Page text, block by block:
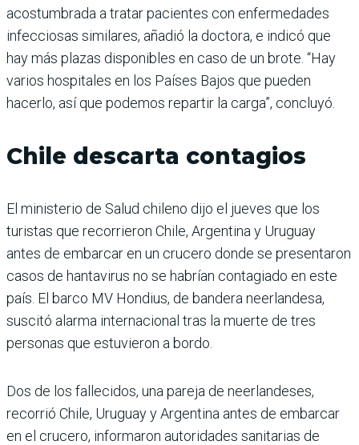
acostumbrada a tratar pacientes con enfermedades
infecciosas similares, añadió la doctora, e indicó que
hay más plazas disponibles en caso de un brote. “Hay
varios hospitales en los Países Bajos que pueden
hacerlo, así que podemos repartir la carga”, concluyó.
Chile descarta contagios
El ministerio de Salud chileno dijo el jueves que los
turistas que recorrieron Chile, Argentina y Uruguay
antes de embarcar en un crucero donde se presentaron
casos de hantavirus no se habrían contagiado en este
país. El barco MV Hondius, de bandera neerlandesa,
suscitó alarma internacional tras la muerte de tres
personas que estuvieron a bordo.
Dos de los fallecidos, una pareja de neerlandeses,
recorrió Chile, Uruguay y Argentina antes de embarcar
en el crucero, informaron autoridades sanitarias de